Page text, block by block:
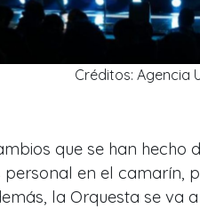
Créditos: Agencia
que se han hecho
en el camarín,
la Orquesta se va